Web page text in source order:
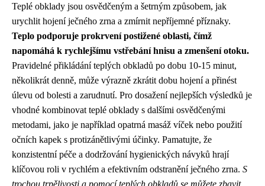
Teplé obklady jsou osvědčeným a šetrným způsobem, jak
urychlit hojení ječného zrna a zmírnit nepříjemné příznaky.
Teplo podporuje prokrvení postižené oblasti, čímž
napomáhá k rychlejšímu vstřebání hnisu a zmenšení otoku.
Pravidelné přikládání teplých obkladů po dobu 10-15 minut,
několikrát denně, může výrazně zkrátit dobu hojení a přinést
úlevu od bolesti a zarudnutí. Pro dosažení nejlepších výsledků je
vhodné kombinovat teplé obklady s dalšími osvědčenými
metodami, jako je například opatrná masáž víček nebo použití
očních kapek s protizánětlivými účinky. Pamatujte, že
konzistentní péče a dodržování hygienických návyků hrají
klíčovou roli v rychlém a efektivním odstranění ječného zrna. S
trochou trpělivosti a pomocí teplých obkladů se můžete zbavit